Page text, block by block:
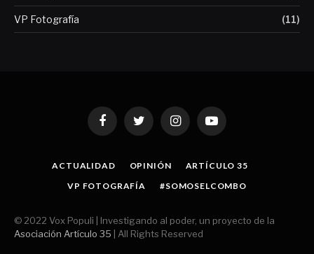
VP Fotografía (11)
FacebookTwitter InstagramYouTube
ACTUALIDAD OPINIÓN
ARTÍCULO 35
VP FOTOGRAFÍA
#SOMOSELCOMBO
© 2022 Vox Populi | Investigando al poder, un proyecto de la
Asociación Artículo 35 | All Rights Reserved